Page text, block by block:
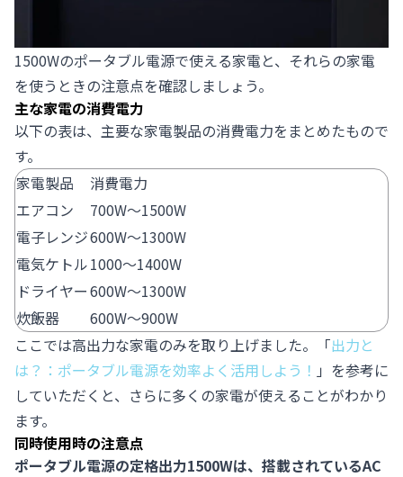
1500Wのポータブル電源で使える家電と、それらの家電
を使うときの注意点を確認しましょう。
主な家電の消費電力
以下の表は、主要な家電製品の消費電力をまとめたもので
す。
家電製品
消費電力
エアコン
700W〜1500W
電子レンジ600W〜1300W
電気ケトル1000〜1400W
ドライヤー600W〜1300W
炊飯器
600W〜900W
ここでは高出力な家電のみを取り上げました。「出力と
は？：ポータブル電源を効率よく活用しよう！ 」を参考に
していただくと、さらに多くの家電が使えることがわかり
ます。
同時使用時の注意点
ポータブル電源の定格出力1500Wは、搭載されているAC